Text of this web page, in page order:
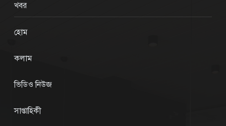
খবর
হোম
কলাম
ভিডিও নিউজ
সাপ্তাহিকী